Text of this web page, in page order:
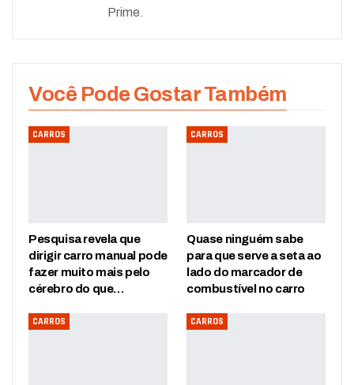
Prime.
Você Pode Gostar Também
CARROS
Pesquisa revela que
dirigir carro manual pode
fazer muito mais pelo
cérebro do que…
CARROS
Quase ninguém sabe
para que serve a seta ao
lado do marcador de
combustível no carro
CARROS CARROS